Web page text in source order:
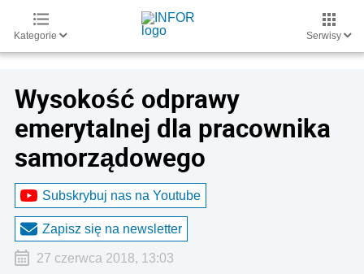
Kategorie Serwisy
Wysokość odprawy
emerytalnej dla pracownika
samorządowego
Subskrybuj nas na Youtube
Zapisz się na newsletter
27 czerwca 2018, 13:03